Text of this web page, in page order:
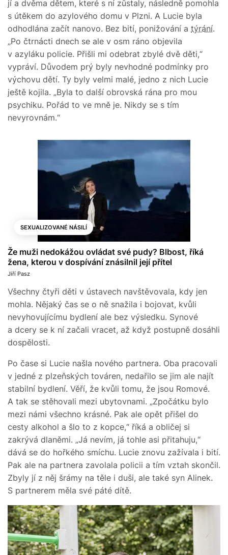
jí a dvěma dětem, které s ní zůstaly, následně pomohla
s útěkem do azylového domu v Plzni. A Lucie byla
odhodlána začít nanovo. Bez bití, ponižování a týrání.
„Po čtrnácti dnech se ale v osm ráno objevila
v azyláku policie. Přišli mi odebrat zbylé dvě děti,“
vypráví. Důvodem prý byly nevhodné podmínky pro
výchovu dětí. Ty byly velmi malé, jedno z nich Lucie
ještě kojila. „Byla to další obrovská rána pro mou
psychiku. Pořád to ve mně je. Nikdy se s tím
nevyrovnám.“
SEXUALIZOVANÉ NÁSILÍ
Že muži nedokážou ovládat své pudy? Blbost, říká
žena, kterou v dospívání znásilnil její přítel
Jiří Pasz
Všechny čtyři děti v ústavech navštěvovala, kdy jen
mohla. Nějaký čas se o ně snažila i bojovat, kvůli
nevyhovujícímu bydlení ale bez výsledku. Synové
a dcery se k ní začali vracet, až když postupně dosáhli
dospělosti.
Po čase si Lucie našla nového partnera. Oba pracovali
v jedné z plzeňských továren, nedařilo se jim ale najít
stabilní bydlení. Věří, že kvůli tomu, že jsou Romové.
A tak se stěhovali mezi ubytovnami. „Zpočátku bylo
mezi námi všechno krásné. Pak ale opět přišel do
cesty alkohol a šlo to z kopce,“ říká a obličej si
zakrývá dlaněmi. „Já nevím, já tohle asi přitahuju,“
dává se do hořkého smíchu. Lucie znovu zažívala i bití.
Pak ale na partnera zavolala policii a tím vztah skončil.
Zbyly jí z něj šrámy na těle i duši, ale také syn Alinek.
S partnerem měla své páté dítě.